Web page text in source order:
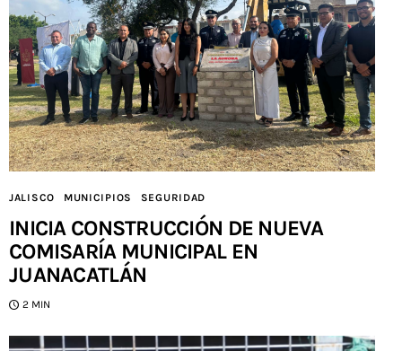
JALISCO MUNICIPIOS SEGURIDAD
INICIA CONSTRUCCIÓN DE NUEVA
COMISARÍA MUNICIPAL EN
JUANACATLÁN
2 MIN